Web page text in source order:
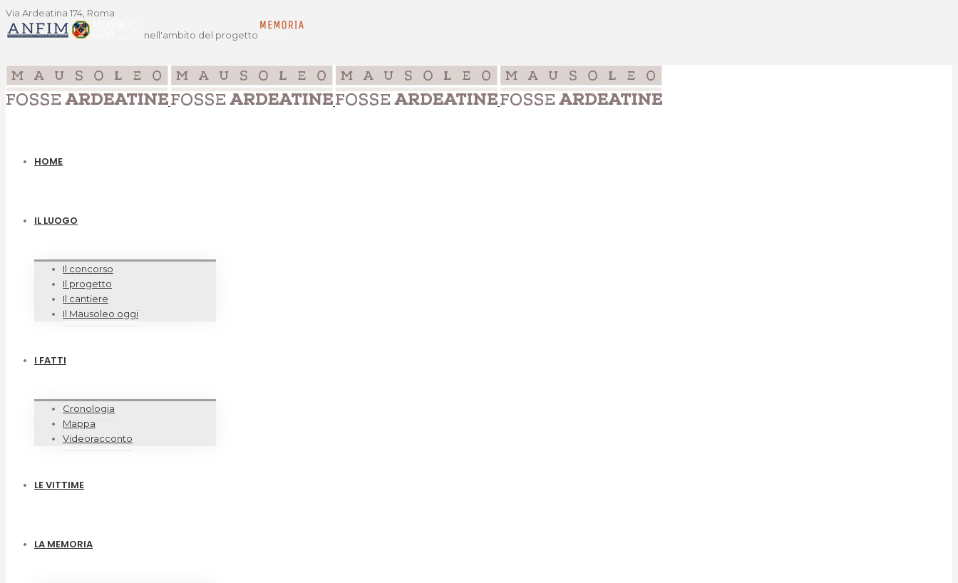
Via Ardeatina 174, Roma
nell'ambito del progetto
HOME
IL LUOGO
Il concorso
Il progetto
Il cantiere
Il Mausoleo oggi
I FATTI
Cronologia
Mappa
Videoracconto
LE VITTIME
LA MEMORIA